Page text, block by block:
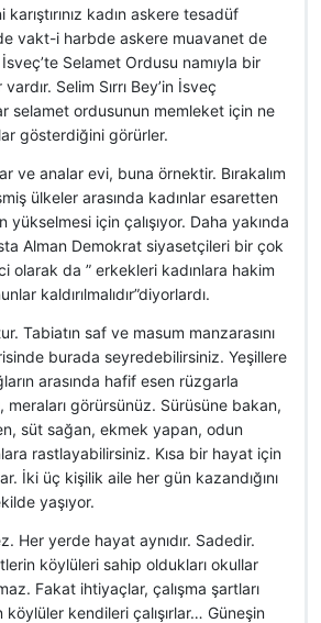
karıştırınız kadın askere tesadüf
vakt-i harbde askere muavanet de
Selamet Ordusu namıyla bir
Selim Sırrı Bey’in İsveç
selamet ordusunun memleket için ne
gösterdiğini görürler.
ve analar evi, buna örnektir. Bırakalım
ülkeler arasında kadınlar esaretten
yükselmesi için çalışıyor. Daha yakında
Alman Demokrat siyasetçileri bir çok
olarak da ” erkekleri kadınlara hakim
kaldırılmalıdır”diyorlardı.
Tabiatın saf ve masum manzarasını
burada seyredebilirsiniz. Yeşillere
arasında hafif esen rüzgarla
meraları görürsünüz. Sürüsüne bakan,
süt sağan, ekmek yapan, odun
rastlayabilirsiniz. Kısa bir hayat için
İki üç kişilik aile her gün kazandığını
yaşıyor.
Her yerde hayat aynıdır. Sadedir.
köylüleri sahip oldukları okullar
Fakat ihtiyaçlar, çalışma şartları
kendileri çalışırlar… Güneşin